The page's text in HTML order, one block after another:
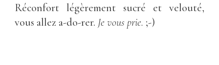
Réconfort légèrement sucré et velouté,
vous allez a-do-rer. Je vous prie. ;-)